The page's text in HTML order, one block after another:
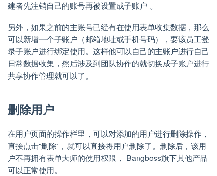
建者先注销自己的账号再被设置成子账户 。
另外，如果之前的主账号已经有在使用表单收集数据，那么
可以新增一个子账户（邮箱地址或手机号码），要该员工登
录子账户进行绑定使用。这样他可以自己的主账户进行自己
日常数据收集，然后涉及到团队协作的就切换成子账户进行
共享协作管理就可以了。
删除用户
在用户页面的操作栏里，可以对添加的用户进行删除操作，
直接点击“删除”，就可以直接将用户删除了。删除后，该用
户不再拥有表单大师的使用权限， Bangboss旗下其他产品
可以正常使用。